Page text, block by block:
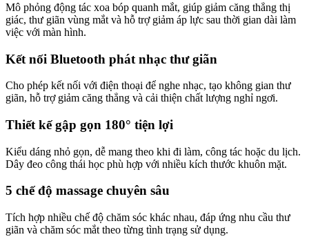
Mô phỏng động tác xoa bóp quanh mắt, giúp giảm căng thẳng thị
giác, thư giãn vùng mắt và hỗ trợ giảm áp lực sau thời gian dài làm
việc với màn hình.
Kết nối Bluetooth phát nhạc thư giãn
Cho phép kết nối với điện thoại để nghe nhạc, tạo không gian thư
giãn, hỗ trợ giảm căng thẳng và cải thiện chất lượng nghỉ ngơi.
Thiết kế gập gọn 180° tiện lợi
Kiểu dáng nhỏ gọn, dễ mang theo khi đi làm, công tác hoặc du lịch.
Dây đeo công thái học phù hợp với nhiều kích thước khuôn mặt.
5 chế độ massage chuyên sâu
Tích hợp nhiều chế độ chăm sóc khác nhau, đáp ứng nhu cầu thư
giãn và chăm sóc mắt theo từng tình trạng sử dụng.